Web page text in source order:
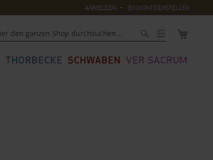
ANMELDEN EIN KONTO ERSTELLEN
THORBECKE SCHWABEN VER SACRUM